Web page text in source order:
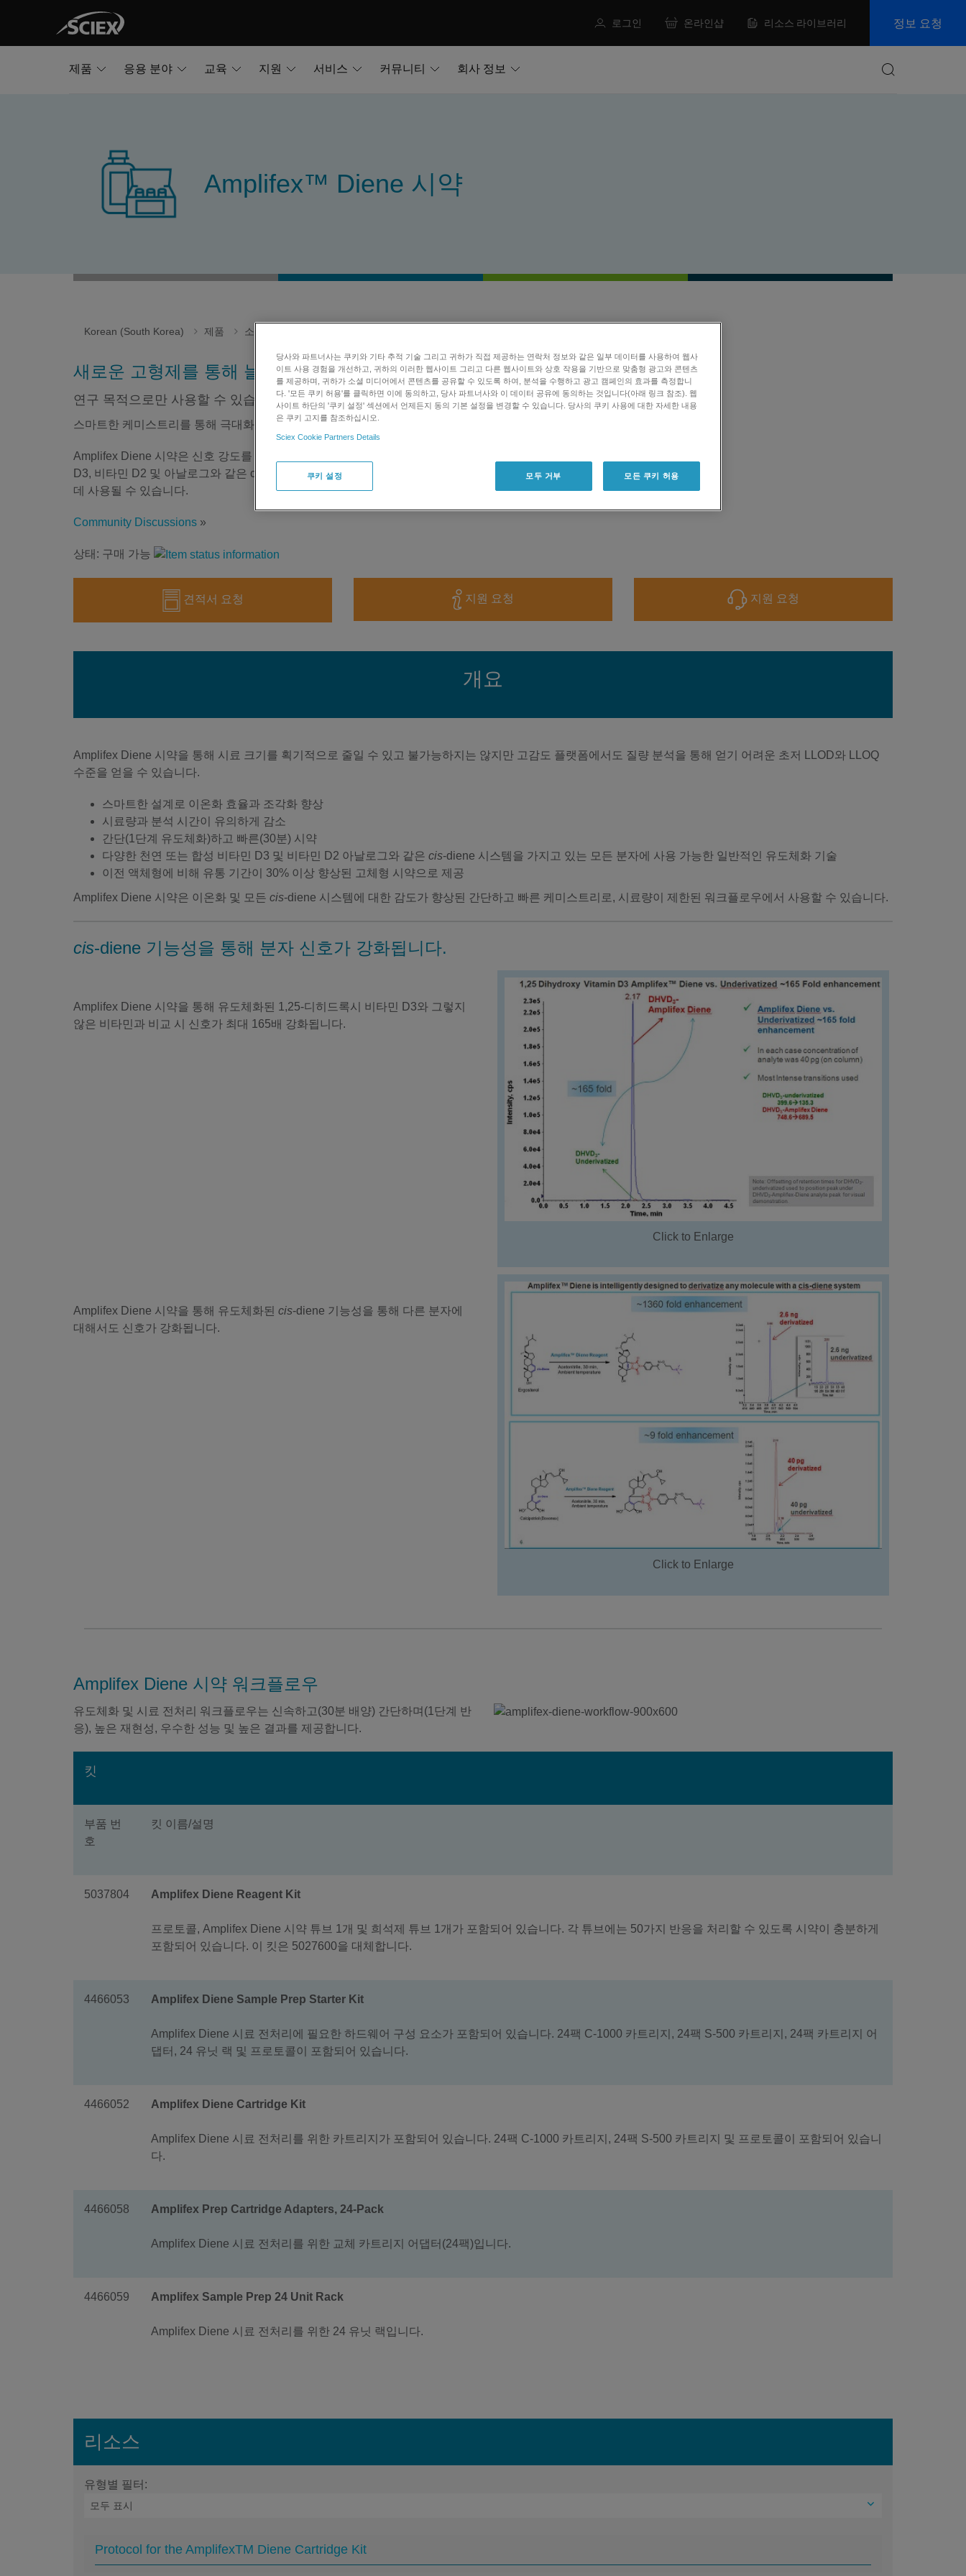
로그인 온라인샵 리소스 라이브러리 정보 요청
제품 응용 분야 교육 지원 서비스 커뮤니티
회사 정보
Amplifex™ Diene 시약
Korean (South Korea) 제품 소모품
새로운 고형제를 통해 늘어난 유통 기간의 이점
연구 목적으로만 사용할 수 있습니다. 진단 절차에는 사용할 수 없습니다.
스마트한 케미스트리를 통해 극대화된 신호 강도
Amplifex Diene 시약은 신호 강도를 최대 1000배까지 강화시키기 위해 특별히 설계되어 비타민
D3, 비타민 D2 및 아날로그와 같은 cis-diene 시스템을 통해 특이적인 모든 분자를 유도체화하는
데 사용될 수 있습니다.
Community Discussions »
상태: 구매 가능
견적서 요청 지원 요청 지원 요청
개요
Amplifex Diene 시약을 통해 시료 크기를 획기적으로 줄일 수 있고 불가능하지는 않지만 고감도 플랫폼에서도 질량 분석을 통해 얻기 어려운 초저 LLOD와 LLOQ
수준을 얻을 수 있습니다.
스마트한 설계로 이온화 효율과 조각화 향상
시료량과 분석 시간이 유의하게 감소
간단(1단계 유도체화)하고 빠른(30분) 시약
다양한 천연 또는 합성 비타민 D3 및 비타민 D2 아날로그와 같은 cis-diene 시스템을 가지고 있는 모든 분자에 사용 가능한 일반적인 유도체화 기술
이전 액체형에 비해 유통 기간이 30% 이상 향상된 고체형 시약으로 제공
Amplifex Diene 시약은 이온화 및 모든 cis-diene 시스템에 대한 감도가 향상된 간단하고 빠른 케미스트리로, 시료량이 제한된 워크플로우에서 사용할 수 있습니다.
cis-diene 기능성을 통해 분자 신호가 강화됩니다.
Amplifex Diene 시약을 통해 유도체화된 1,25-디히드록시 비타민 D3와 그렇지
않은 비타민과 비교 시 신호가 최대 165배 강화됩니다.
Click to Enlarge
Amplifex Diene 시약을 통해 유도체화된 cis-diene 기능성을 통해 다른 분자에
대해서도 신호가 강화됩니다.
Click to Enlarge
Amplifex Diene 시약 워크플로우
유도체화 및 시료 전처리 워크플로우는 신속하고(30분 배양) 간단하며(1단계 반
응), 높은 재현성, 우수한 성능 및 높은 결과를 제공합니다.
킷
부품 번
호
킷 이름/설명
5037804 Amplifex Diene Reagent Kit
프로토콜, Amplifex Diene 시약 튜브 1개 및 희석제 튜브 1개가 포함되어 있습니다. 각 튜브에는 50가지 반응을 처리할 수 있도록 시약이 충분하게
포함되어 있습니다. 이 킷은 5027600을 대체합니다.
4466053 Amplifex Diene Sample Prep Starter Kit
Amplifex Diene 시료 전처리에 필요한 하드웨어 구성 요소가 포함되어 있습니다. 24팩 C-1000 카트리지, 24팩 S-500 카트리지, 24팩 카트리지 어
댑터, 24 유닛 랙 및 프로토콜이 포함되어 있습니다.
4466052 Amplifex Diene Cartridge Kit
Amplifex Diene 시료 전처리를 위한 카트리지가 포함되어 있습니다. 24팩 C-1000 카트리지, 24팩 S-500 카트리지 및 프로토콜이 포함되어 있습니
다.
4466058 Amplifex Prep Cartridge Adapters, 24-Pack
Amplifex Diene 시료 전처리를 위한 교체 카트리지 어댑터(24팩)입니다.
4466059 Amplifex Sample Prep 24 Unit Rack
Amplifex Diene 시료 전처리를 위한 24 유닛 랙입니다.
리소스
유형별 필터:
Protocol for the AmplifexTM Diene Cartridge Kit
당사와 파트너사는 쿠키와 기타 추적 기술 그리고 귀하가 직접 제공하는 연락처 정보와 같은 일부 데이터를 사용하여 웹사
이트 사용 경험을 개선하고, 귀하의 이러한 웹사이트 그리고 다른 웹사이트와 상호 작용을 기반으로 맞춤형 광고와 콘텐츠
를 제공하며, 귀하가 소셜 미디어에서 콘텐츠를 공유할 수 있도록 하여, 분석을 수행하고 광고 캠페인의 효과를 측정합니
다. '모든 쿠키 허용'를 클릭하면 이에 동의하고, 당사 파트너사와 이 데이터 공유에 동의하는 것입니다(아래 링크 참조). 웹
사이트 하단의 '쿠키 설정' 섹션에서 언제든지 동의 기본 설정을 변경할 수 있습니다. 당사의 쿠키 사용에 대한 자세한 내용
은 쿠키 고지를 참조하십시오.
Sciex Cookie Partners Details
쿠키 설정 모두 거부 모든 쿠키 허용